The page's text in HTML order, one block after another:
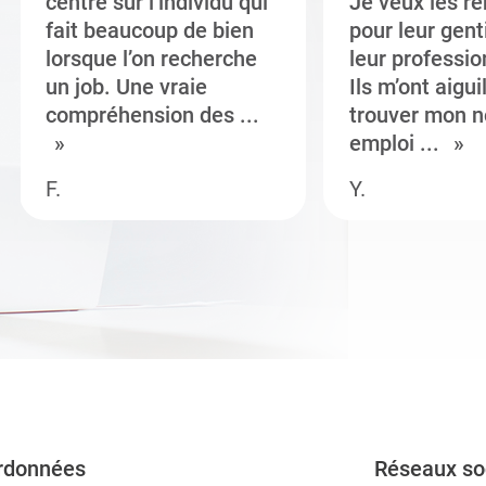
fait beaucoup de bien
lorsque l’on recherche
un job. Une vraie
compréhension des ...
F.
pour leur
leur
Ils m’ont
trouver mon
emploi ...
Y.
Réseaux